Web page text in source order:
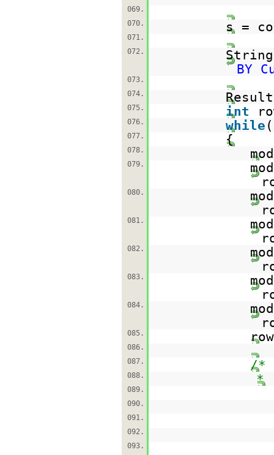
069.
070.
s =
071.
072.
BY
073.
074.
075. int
076. while
077.
078.
079.
080.
081.
082.
083.
084.
085.
086.
087.
/*
088. *
089.
090.
091.
092.
093.